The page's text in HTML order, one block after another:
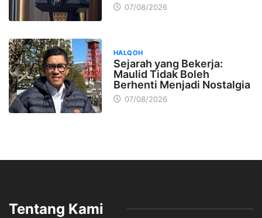
07/08/2026
HALQOH
Sejarah yang Bekerja:
Maulid Tidak Boleh
Berhenti Menjadi Nostalgia
07/08/2026
Tentang Kami